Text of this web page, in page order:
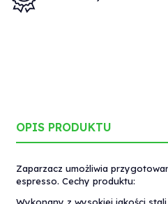
OPIS PRODUKTU
Zaparzacz umożliwia
espresso. Cechy produktu: